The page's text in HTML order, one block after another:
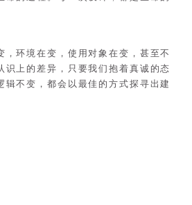
，环境在变，使用对象在变，甚至不
识上的差异，只要我们抱着真诚的态
辑不变，都会以最佳的方式探寻出建